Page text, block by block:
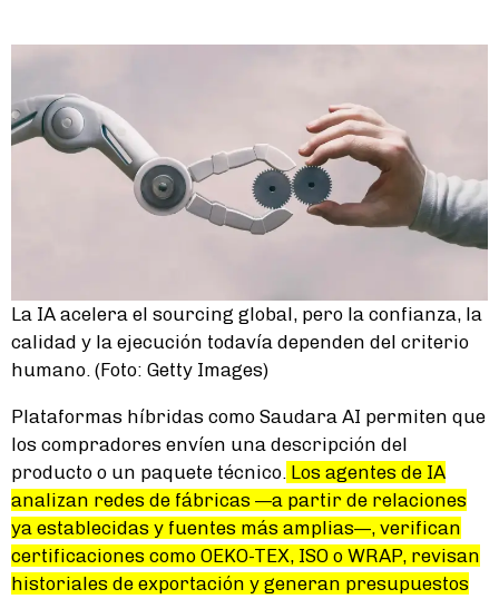
La IA acelera el sourcing global, pero la confianza, la
calidad y la ejecución todavía dependen del criterio
humano. (Foto: Getty Images)
Plataformas híbridas como Saudara AI permiten que
los compradores envíen una descripción del
producto o un paquete técnico. Los agentes de IA
analizan redes de fábricas —a partir de relaciones
ya establecidas y fuentes más amplias—, verifican
certificaciones como OEKO-TEX, ISO o WRAP, revisan
historiales de exportación y generan presupuestos